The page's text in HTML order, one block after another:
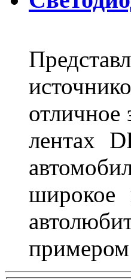
отличное
лентах
широкое
примером